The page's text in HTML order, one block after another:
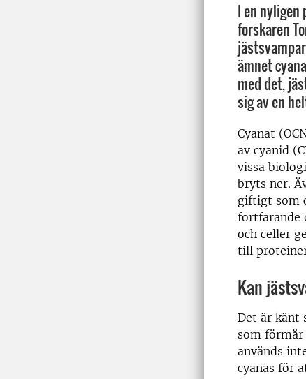
I en nyligen
forskaren
ämnet
med det,
sig av en
Cyanat
av cyanid
vissa
bryts ner.
giftigt som
fortfarande
och celler
till
Kan
Det är känt
som
används
cyanas för